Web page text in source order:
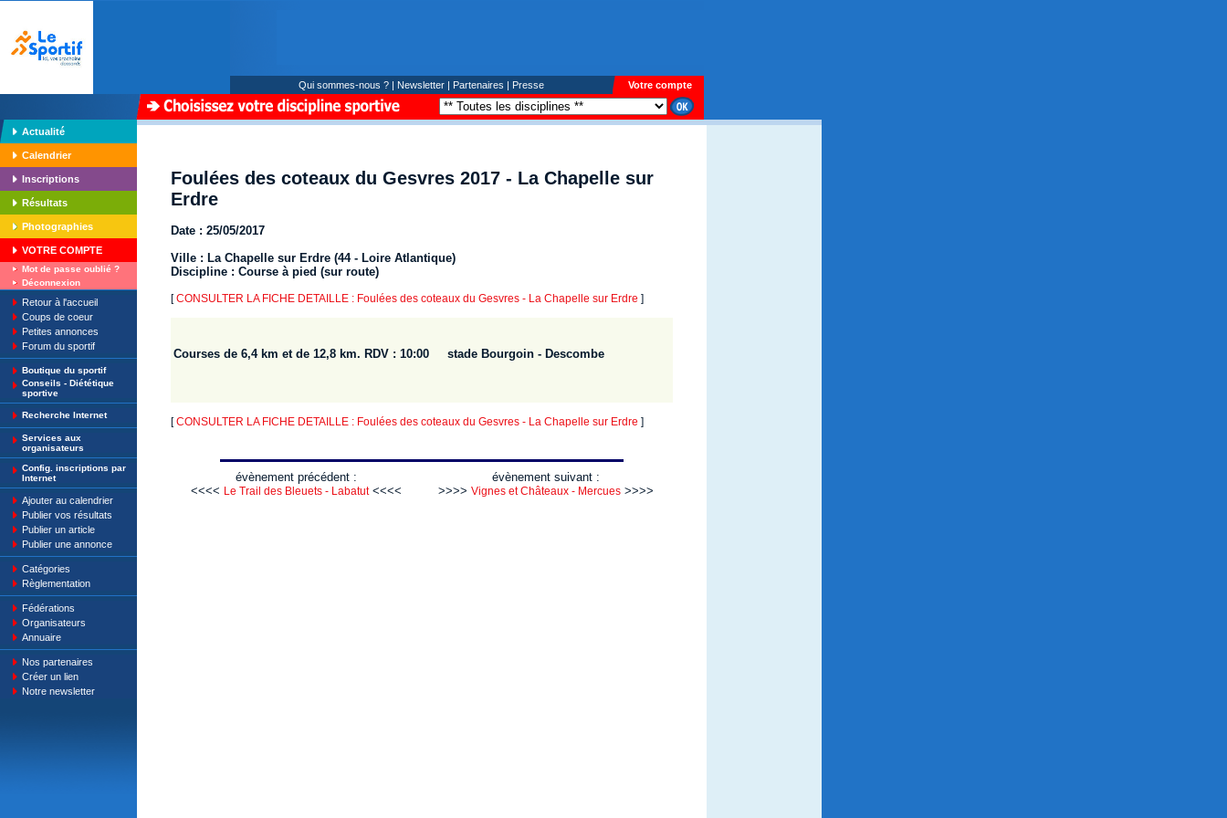
Qui sommes-nous ? | Newsletter | Partenaires | Presse Votre compte
Actualité
Calendrier
Inscriptions
Résultats
Photographies
VOTRE COMPTE
Mot de passe oublié ?
Déconnexion
Retour à l'accueil
Coups de coeur
Petites annonces
Forum du sportif
Boutique du sportif
Conseils - Diététique
sportive
Recherche Internet
Services aux
organisateurs
Config. inscriptions par
Internet
Ajouter au calendrier
Publier vos résultats
Publier un article
Publier une annonce
Catégories
Règlementation
Fédérations
Organisateurs
Annuaire
Nos partenaires
Créer un lien
Notre newsletter
Foulées des coteaux du Gesvres 2017 - La Chapelle sur
Erdre
Date : 25/05/2017
Ville : La Chapelle sur Erdre (44 - Loire Atlantique)
Discipline : Course à pied (sur route)
[CONSULTER LA FICHE DETAILLE : Foulées des coteaux du Gesvres - La Chapelle sur Erdre ]
Courses de 6,4 km et de 12,8 km. RDV : 10:00 stade Bourgoin - Descombe
[CONSULTER LA FICHE DETAILLE : Foulées des coteaux du Gesvres - La Chapelle sur Erdre ]
évènement précédent :
<<<< Le Trail des Bleuets - Labatut<<<<
évènement suivant :
>>>> Vignes et Châteaux - Mercues >>>>